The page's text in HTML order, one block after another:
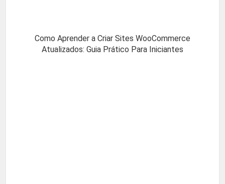
Como Aprender a Criar Sites WooCommerce
Atualizados: Guia Prático Para Iniciantes